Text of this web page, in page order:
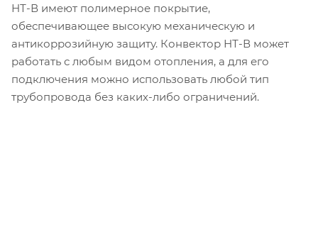
НТ-В имеют полимерное покрытие,
обеспечивающее высокую механическую и
антикоррозийную защиту. Конвектор НТ-В может
работать с любым видом отопления, а для его
подключения можно использовать любой тип
трубопровода без каких-либо ограничений.